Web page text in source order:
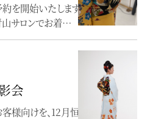
開始いたします。2026年は、1
山サロンでお着…
会
様向けを、12月恒例にしたいと
ロンでのお支度を承ります。限定
付けは、森由香…